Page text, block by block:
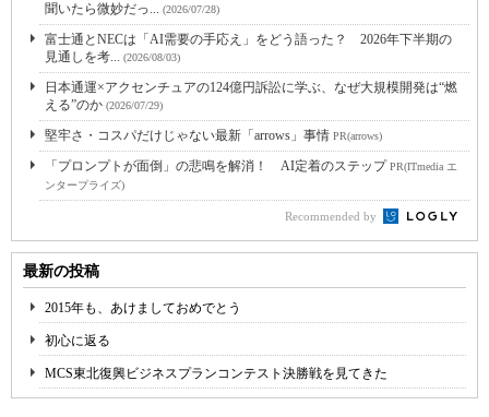
聞いたら微妙だっ... (2026/07/28)
富士通とNECは「AI需要の手応え」をどう語った？ 2026年下半期の
見通しを考... (2026/08/03)
日本通運×アクセンチュアの124億円訴訟に学ぶ、なぜ大規模開発は“燃
える”のか (2026/07/29)
堅牢さ・コスパだけじゃない最新「arrows」事情 PR(arrows)
「プロンプトが面倒」の悲鳴を解消！ AI定着のステップPR(ITmedia エ
ンタープライズ)
Recommended by
最新の投稿
2015年も、あけましておめでとう
初心に返る
MCS東北復興ビジネスプランコンテスト決勝戦を見てきた